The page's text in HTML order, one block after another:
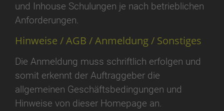
und Inhouse Schulungen je nach betrieblichen
Anforderungen.
Hinweise / AGB / Anmeldung / Sonstiges
Die Anmeldung muss schriftlich erfolgen und
somit erkennt der Auftraggeber die
allgemeinen Geschäftsbedingungen und
Hinweise von dieser Homepage an.